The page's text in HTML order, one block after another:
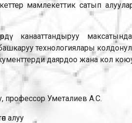
мамлекеттик сатып
канааттандыруу
технологиялары
даярдоо жана кол
профессор Уметалиев А.С.
алуу